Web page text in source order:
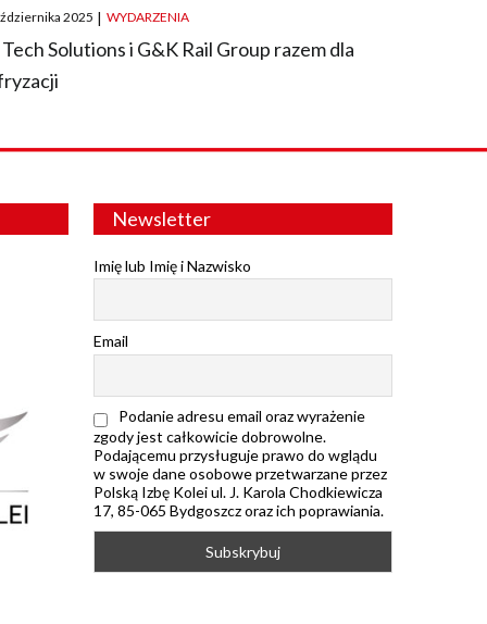
2025 | WYDARZENIA
Tech Solutions i G&K Rail Group razem dla
Newsletter
Imię lub Imię i Nazwisko
Email
Podanie adresu email oraz wyrażenie
zgody jest całkowicie dobrowolne.
Podającemu przysługuje prawo do wglądu
w swoje dane osobowe przetwarzane przez
Polską Izbę Kolei ul. J. Karola Chodkiewicza
17, 85-065 Bydgoszcz oraz ich poprawiania.